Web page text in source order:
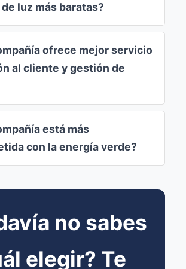
luz más baratas?
ofrece mejor servicio
al cliente y gestión de
está más
con la energía verde?
no sabes
elegir? Te